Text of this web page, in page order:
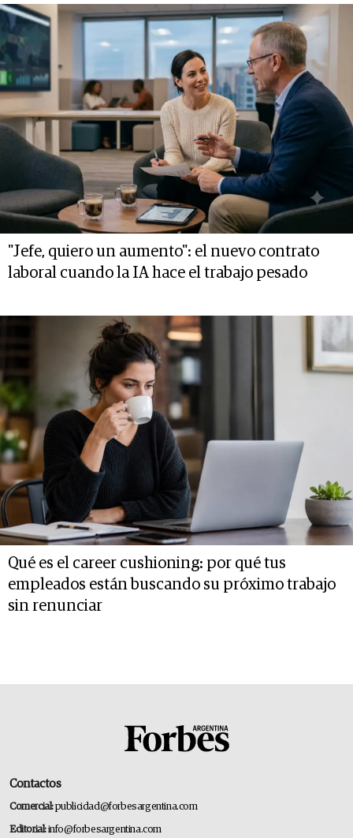
"Jefe, quiero un aumento": el nuevo contrato
laboral cuando la IA hace el trabajo pesado
Qué es el career cushioning: por qué tus
empleados están buscando su próximo trabajo
sin renunciar
Contactos
Comercial:publicidad@forbesargentina.com
Editorial:info@forbesargentina.com